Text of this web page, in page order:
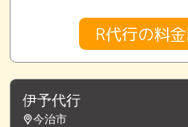
R代行の料
伊予代行
今治市